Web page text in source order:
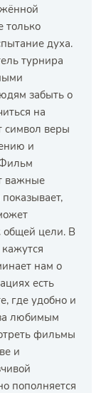
только
духа.
турнира
забыть о
на
символ веры
и
важные
общей цели. В
нам о
есть
где удобно и
любимым
фильмы
и
пополняется